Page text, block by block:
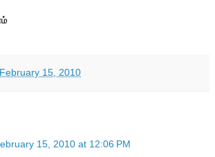
15, 2010
15, 2010 at 12:06 PM